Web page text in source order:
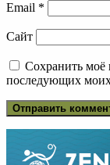
Email *
Сайт
Сохранить моё
последующих